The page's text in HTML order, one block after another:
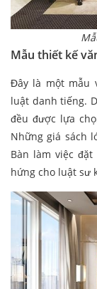
Mẫu thiết kế
Đây là một mẫu
luật danh tiếng.
đều được lựa
Những giá sách
Bàn làm việc
hứng cho luật sư